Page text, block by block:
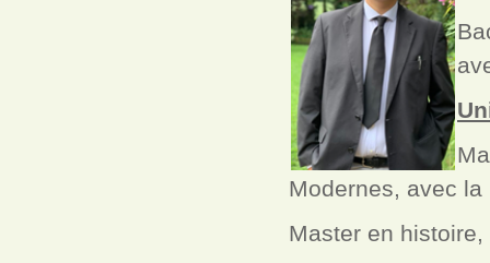
Modernes, avec
Master en